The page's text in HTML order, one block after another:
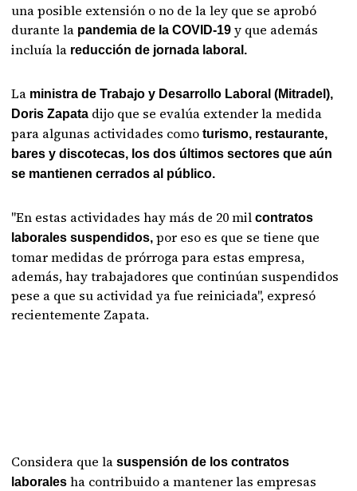
una posible extensión o no de la ley que se aprobó
durante la pandemia de la COVID-19 y que además
incluía la reducción de jornada laboral.
La ministra de Trabajo y Desarrollo Laboral (Mitradel),
Doris Zapata dijo que se evalúa extender la medida
para algunas actividades como turismo, restaurante,
bares y discotecas, los dos últimos sectores que aún
se mantienen cerrados al público.
"En estas actividades hay más de 20 milcontratos
laborales suspendidos, por eso es que se tiene que
tomar medidas de prórroga para estas empresa,
además, hay trabajadores que continúan suspendidos
pese a que su actividad ya fue reiniciada", expresó
recientemente Zapata.
Considera que la suspensión de los contratos
laboralesha contribuido a mantener las empresas